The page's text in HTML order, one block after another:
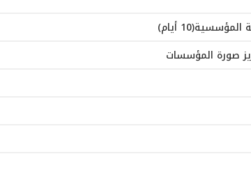
أيام)
صورة المؤسسات